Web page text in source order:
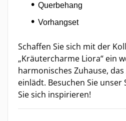
Querbehang
Vorhangset
Schaffen Sie sich mit der
„Kräutercharme Liora“ ein
harmonisches Zuhause,
einlädt. Besuchen Sie
Sie sich inspirieren!